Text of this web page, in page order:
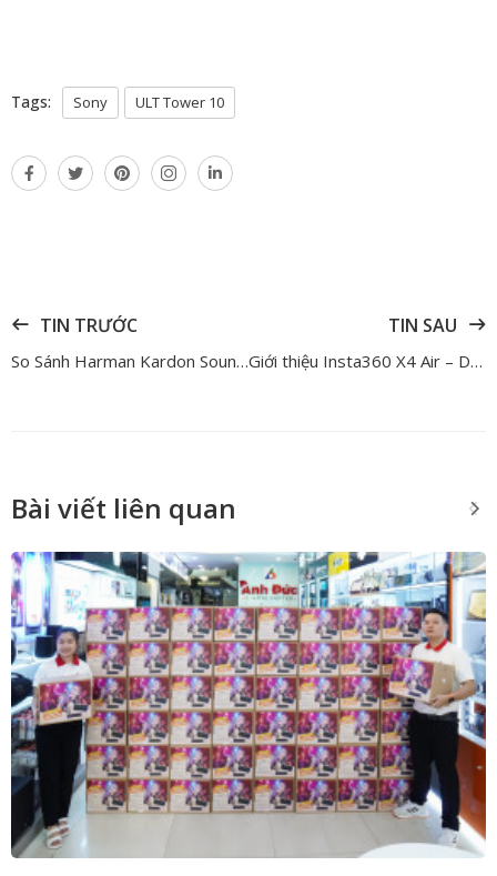
Tags: Sony ULT Tower 10
TIN TRƯỚC
So Sánh Harman Kardon SoundSticks 5 Và Aura Studio 5 – Nên Mua Loa Nào?
TIN SAU
Giới thiệu Insta360 X4 Air – Dòng máy quay 360 độ nhỏ gọn với hiệu năng mạnh mẽ
Bài viết liên quan